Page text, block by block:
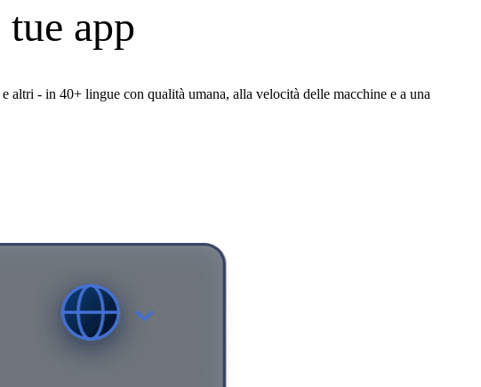
app
- in 40+ lingue con qualità umana, alla velocità delle macchine e a una